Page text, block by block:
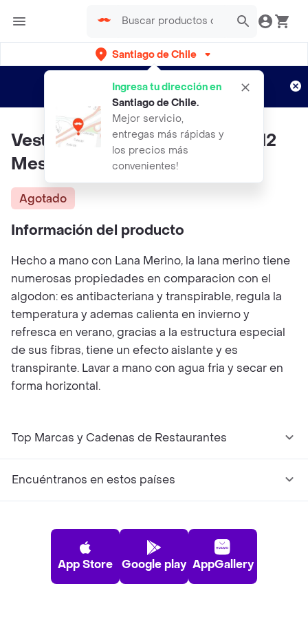
Santiago de Chile
Ingresa tu dirección en
Santiago de Chile.
Mejor servicio,
entregas más rápidas y
los precios más
convenientes!
envíos gratis por semanas
Aplican TyC
Vestido Crochet Verde Talla 6-12
Meses
Agotado
Información del producto
Hecho a mano con Lana Merino, la lana merino tiene
numerosas propiedades en comparacion con el
algodon: es antibacteriana y transpirable, regula la
temperatura y ademas calienta en invierno y
refresca en verano, gracias a la estructura especial
de sus fibras, tiene un efecto aislante y es
transpirante. Lavar a mano con agua fria y secar en
forma horizontal.
Top Marcas y Cadenas de Restaurantes
Encuéntranos en estos países
App Store Google play AppGallery